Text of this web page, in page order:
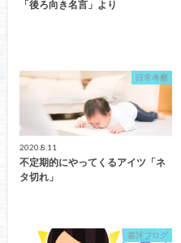
「後ろ向き名言」より
日常考察
2020.8.11
不定期的にやってくるアイツ「ネ
タ切れ」
書評ブログ